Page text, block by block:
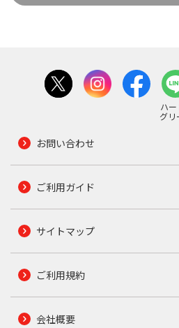
ハ
グリ
お問い合わせ
ご利用ガイド
サイトマップ
ご利用規約
会社概要